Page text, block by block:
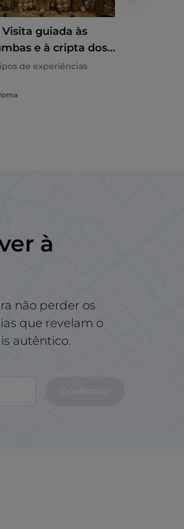
Visita guiada às
e à cripta dos
+ traslado
de experiências
à
não perder os
que revelam o
autêntico.